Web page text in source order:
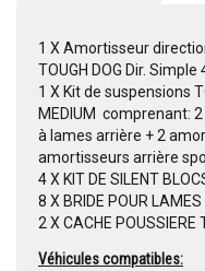
1 X Amortisseur
TOUGH DOG Dir. Simple
1 X Kit de suspensions
MEDIUM comprenant:
à lames arrière + 2
amortisseurs arrière
4 X KIT DE SILENT
8 X BRIDE POUR
2 X CACHE POUSSIERE
Véhicules compatibles: